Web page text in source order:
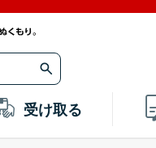
受け取る